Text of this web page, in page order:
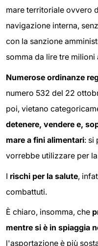
mare territoriale ovvero
navigazione interna,
con la sanzione
somma da lire tre
Numerose ordinanze
numero 532 del 22
poi, vietano
detenere, vendere e,
mare a fini alimentari: si
vorrebbe utilizzare per
I rischi per la salute,
combattuti.
È chiaro, insomma, che
mentre si è in spiaggia
l'asportazione è più